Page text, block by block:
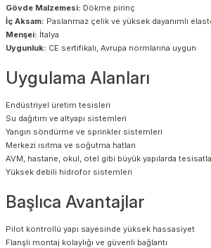
Gövde Malzemesi: Dökme pirinç
İç Aksam: Paslanmaz çelik ve yüksek dayanımlı
Menşei: İtalya
Uygunluk: CE sertifikalı, Avrupa normlarına uygun
Uygulama Alanları
Endüstriyel üretim tesisleri
Su dağıtım ve altyapı sistemleri
Yangın söndürme ve sprinkler sistemleri
Merkezi ısıtma ve soğutma hatları
AVM, hastane, okul, otel gibi büyük yapılarda
Yüksek debili hidrofor sistemleri
Başlıca Avantajlar
Pilot kontrollü yapı sayesinde yüksek hassasiyet
Flanşlı montaj kolaylığı ve güvenli bağlantı